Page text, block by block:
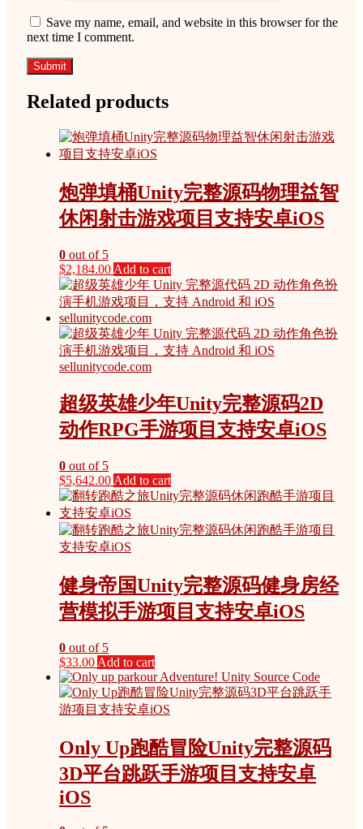
Save my name, email, and website in this browser for the
next time I comment.
Related products
炮弹填桶Unity完整源码物理益智
休闲射击游戏项目支持安卓iOS
0 out of 5
$2,184.00 Add to cart
超级英雄少年Unity完整源码2D
动作RPG手游项目支持安卓iOS
0 out of 5
$5,642.00 Add to cart
健身帝国Unity完整源码健身房经
营模拟手游项目支持安卓iOS
0 out of 5
$33.00 Add to cart
Only Up跑酷冒险Unity完整源码
3D平台跳跃手游项目支持安卓
iOS